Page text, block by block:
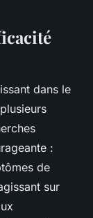
dans le
:
de
sur